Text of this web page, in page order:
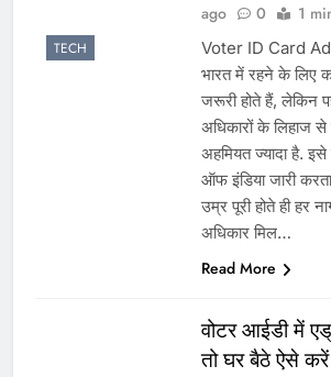
TECH
ago
0 1
Voter ID Card
भारत में रहने के लिए
जरूरी होते हैं, लेकिन
अधिकारों के लिहाज
अहमियत ज्यादा है.
ऑफ इंडिया जारी
उम्र पूरी होते ही हर
अधिकार मिल…
Read More
वोटर आईडी में
तो घर बैठे ऐसे